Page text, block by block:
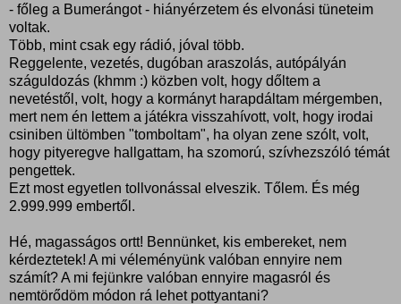
- főleg a Bumerángot - hiányérzetem és elvonási tüneteim
voltak.
Több, mint csak egy rádió, jóval több.
Reggelente, vezetés, dugóban araszolás, autópályán
száguldozás (khmm :) közben volt, hogy dőltem a
nevetéstől, volt, hogy a kormányt harapdáltam mérgemben,
mert nem én lettem a játékra visszahívott, volt, hogy irodai
csiniben ültömben "tomboltam", ha olyan zene szólt, volt,
hogy pityeregve hallgattam, ha szomorú, szívhezszóló témát
pengettek.
Ezt most egyetlen tollvonással elveszik. Tőlem. És még
2.999.999 embertől.
Hé, magasságos ortt! Bennünket, kis embereket, nem
kérdeztetek! A mi véleményünk valóban ennyire nem
számít? A mi fejünkre valóban ennyire magasról és
nemtörődöm módon rá lehet pottyantani?